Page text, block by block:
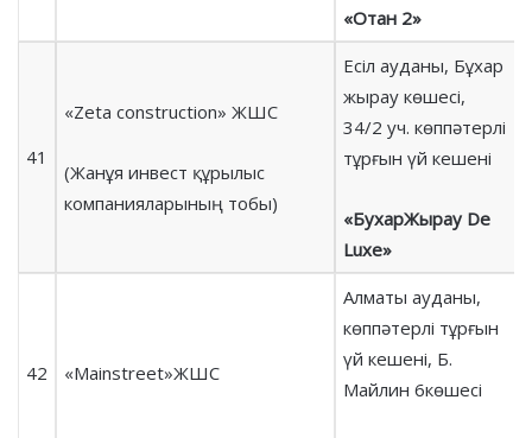
«Отан 2»
41
«Zeta construction» ЖШС
(Жанұя инвест құрылыс
компанияларының тобы)
Есіл ауданы, Бұхар
жырау көшесі,
34/2 уч. көппәтерлі
тұрғын үй кешені
«БухарЖырау De
Luxe»
42 «Mainstreet»ЖШС
Алматы ауданы,
көппәтерлі тұрғын
үй кешені, Б.
Майлин 6көшесі